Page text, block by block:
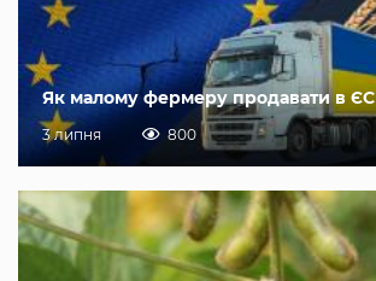
Як малому фермеру продавати в ЄС
3 липня 800